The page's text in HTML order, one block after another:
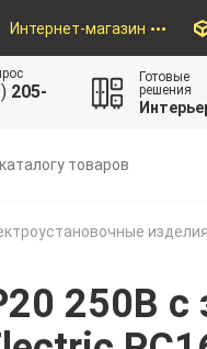
Интернет-магазин
205-
Готовые
решения
изделия
250В